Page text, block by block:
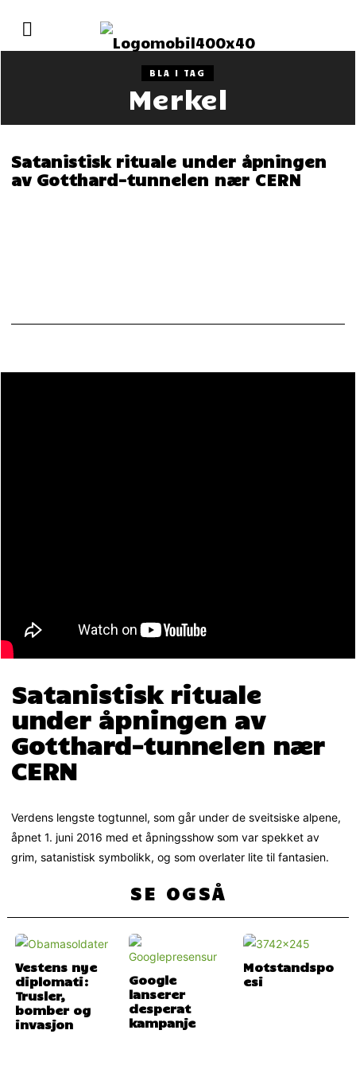
BLA I TAG
Merkel
Satanistisk rituale under åpningen
av Gotthard-tunnelen nær CERN
Satanistisk rituale
under åpningen av
Gotthard-tunnelen nær
CERN
Verdens lengste togtunnel, som går under de sveitsiske alpene,
åpnet 1. juni 2016 med et åpningsshow som var spekket av
grim, satanistisk symbolikk, og som overlater lite til fantasien.
SE OGSÅ
Vestens nye
diplomati:
Trusler,
bomber og
invasjon
Google
lanserer
desperat
kampanje
Motstandspo
esi